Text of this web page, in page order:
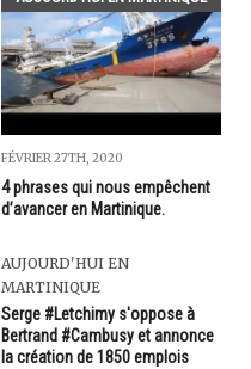
FÉVRIER 27TH, 2020
4 phrases qui nous empêchent
d’avancer en Martinique.
AUJOURD'HUI EN
MARTINIQUE
Serge #Letchimy s'oppose à
Bertrand #Cambusy et annonce
la création de 1850 emplois